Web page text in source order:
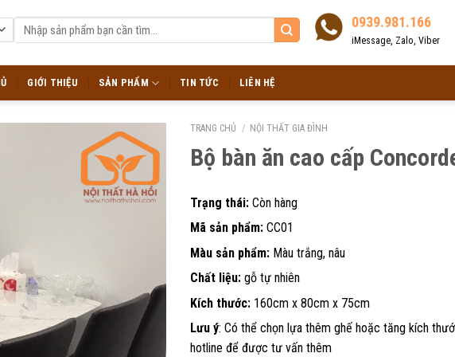
Tìm
kiếm:
0939.981.166
iMessage, Zalo, Viber
GIỚI THIỆU SẢN PHẨM TIN TỨC LIÊN HỆ
TRANG CHỦ / NỘI THẤT GIA ĐÌNH
Bộ bàn ăn cao cấp
Trạng thái: Còn hàng
Mã sản phẩm: CC01
Màu sản phẩm: Màu trắng, nâu
Chất liệu: gỗ tự nhiên
Kích thước: 160cm x 80cm x 75cm
Lưu ý: Có thể chọn lựa thêm ghế hoặc tăng kích
hotline để được tư vấn thêm